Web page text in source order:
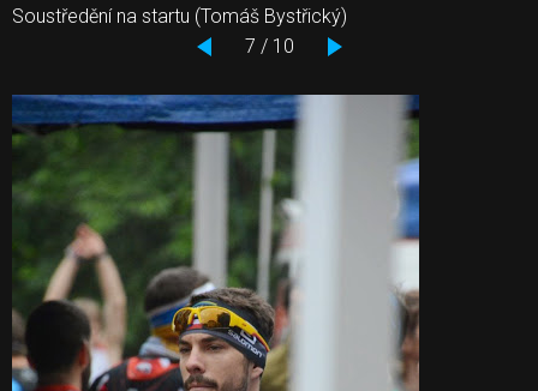
Soustředění na startu (Tomáš Bystřický)
7 / 10